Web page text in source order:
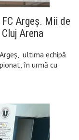
Argeș. Mii de
Arena
ultima echipă
în urmă cu